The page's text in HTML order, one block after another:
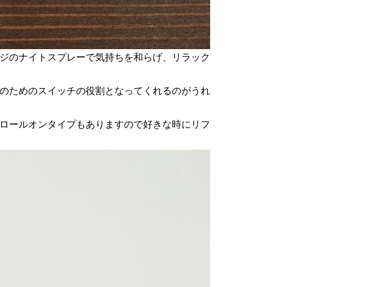
のナイトスプレーで気持ちを和らげ、リラック
ためのスイッチの役割となってくれるのがうれ
ールオンタイプもありますので好きな時にリフ